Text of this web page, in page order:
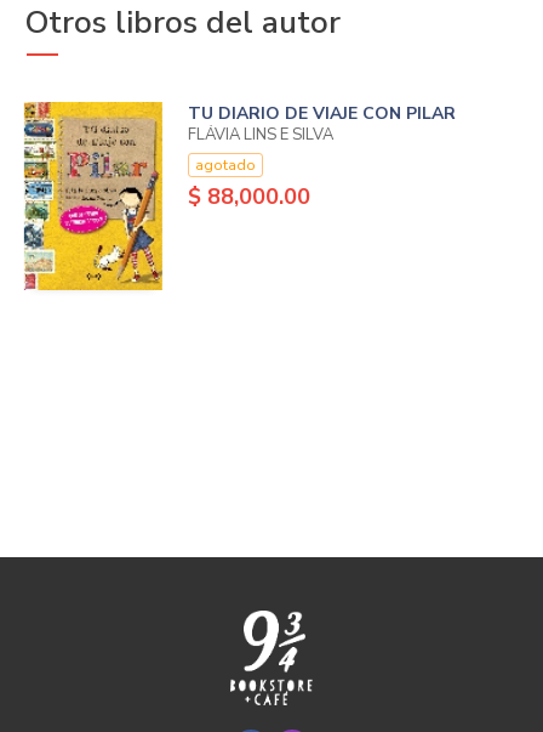
Otros libros del autor
TU DIARIO DE VIAJE CON PILAR
FLÁVIA LINS E SILVA
agotado
$ 88,000.00